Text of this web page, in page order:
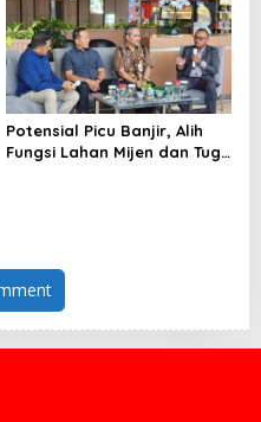
Potensial Picu Banjir, Alih
Fungsi Lahan Mijen dan Tugu